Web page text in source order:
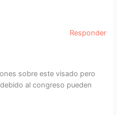
Responder
sobre este visado pero
al congreso pueden